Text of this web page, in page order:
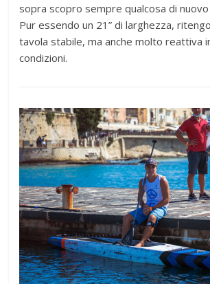
sopra scopro sempre qualcosa di
Pur essendo un 21” di larghezza,
tavola stabile, ma anche molto reattiva
condizioni.